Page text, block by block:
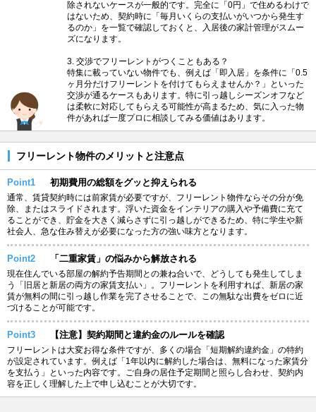
除されないケースが一般的です。完全に「0円」で住めるわけで
はないため、契約時に「毎月いくらの支払いがいつから発生す
るのか」を一覧で確認しておくと、入居後の家計管理がスムー
ズになります。
3. 交渉でフリーレントがつくこともある？
特集に載っていない物件でも、例えば「即入居」を条件に「0.5
ヶ月分だけフリーレントを付けてもらえませんか？」といった
交渉が通るケースもあります。特に引っ越しシーズンオフなど
は柔軟に対応してもらえる可能性が高まるため、気に入った物
件があれば一度プロに相談してみる価値はあります。
フリーレント物件のメリットと注意点
Point1 初期費用の総額をグッと抑えられる
通常、賃貸契約時には前家賃が必要ですが、フリーレント物件ならその分が免
除、またはスライドされます。浮いた資金をインテリアの購入や予備費に充て
ることができ、貯金を大きく減らさずに引っ越しができるため、特に学生や新
社会人、急な住み替えが必要になった方の強い味方となります。
Point2 「二重家賃」の悩みから解放される
現在住んでいる部屋の解約予告期間との兼ね合いで、どうしても発生してしま
う「旧居と新居の両方の家賃支払い」。フリーレントを利用すれば、新居の家
賃が無料の間に引っ越し作業を完了させることで、この無駄な出費をゼロに近
づけることが可能です。
Point3 【注意】契約期間と違約金のルールを確認
フリーレントは大変お得な条件ですが、多くの場合「短期解約違約金」の特約
が設定されています。例えば「1年以内に解約した場合は、無料になった家賃分
を支払う」といった内容です。ご自身の居住予定期間と照らし合わせ、契約内
容を正しく理解した上で申し込むことが大切です。